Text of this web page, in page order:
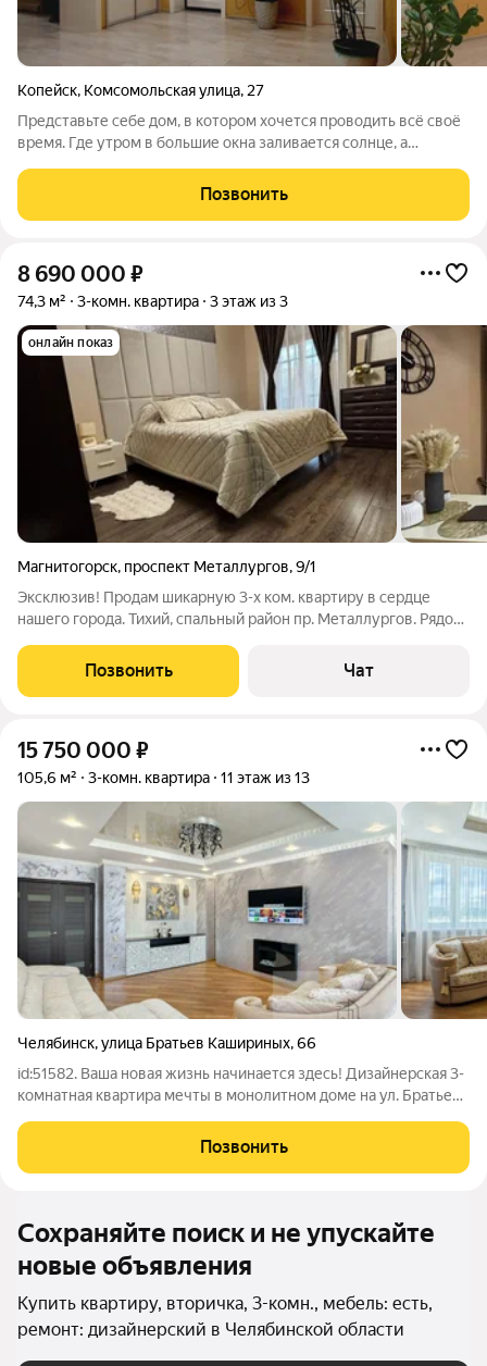
Копейск, Комсомольская улица, 27
Представьте себе дом, в котором хочется проводить всё своё
время. Где утром в большие окна заливается солнце, а
семья. Представьте себе пространство, где просыпаться одно
удовольствие. Это именно
Позвонить
8 690 000 ₽
74,3 м² 3-комн. квартира 3 этаж из 3
онлайн показ
Магнитогорск, проспект Металлургов,9/1
Эксклюзив! Продам шикарную 3-х ком. квартиру в сердце
нашего города. Тихий, спальный район пр. Металлургов. Рядом
Инфраструктура развита: в шаговой доступности магазины,
школа, садик,
Позвонить Чат
15 750 000 ₽
105,6 м² 3-комн. квартира 11 этаж из 13
Челябинск,улица Братьев Кашириных,66
id:51582. Ваша новая жизнь начинается здесь! Дизайнерская 3-
комнатная квартира мечты в монолитном доме на ул. Братьев
Квартира полностью
Позвонить
Сохраняйте поиск и не упускайте
новые объявления
Купить квартиру, вторичка, 3-комн., мебель: есть,
ремонт: дизайнерский в Челябинской области